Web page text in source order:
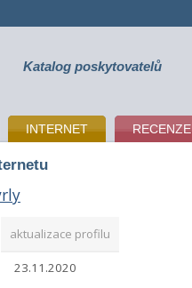
Katalog poskytovatelů
INTERNET RECENZE
aktualizace profilu
23.11.2020